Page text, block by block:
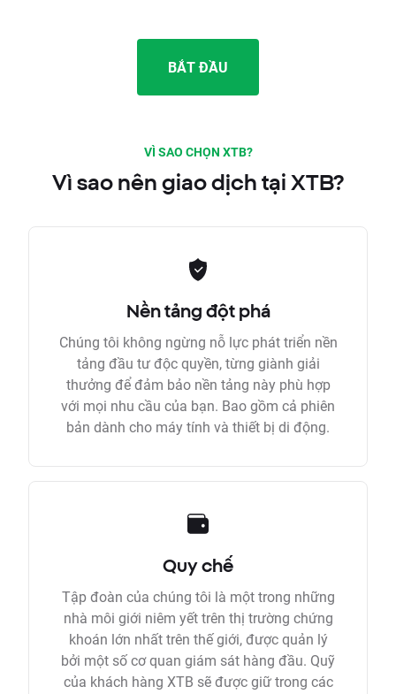
BẮT ĐẦU
VÌ SAO CHỌN XTB?
Vì sao nên giao dịch tại XTB?
Nền tảng đột phá
Chúng tôi không ngừng nỗ lực phát triển nền
tảng đầu tư độc quyền, từng giành giải
thưởng để đảm bảo nền tảng này phù hợp
với mọi nhu cầu của bạn. Bao gồm cả phiên
bản dành cho máy tính và thiết bị di động.
Quy chế
Tập đoàn của chúng tôi là một trong những
nhà môi giới niêm yết trên thị trường chứng
khoán lớn nhất trên thế giới, được quản lý
bởi một số cơ quan giám sát hàng đầu. Quỹ
của khách hàng XTB sẽ được giữ trong các